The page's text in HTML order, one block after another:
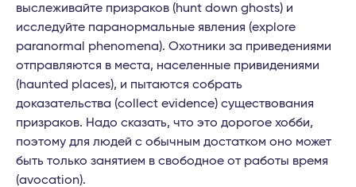
выслеживайте призраков (hunt down ghosts) и
исследуйте паранормальные явления (explore
paranormal phenomena). Охотники за приведениями
отправляются в места, населенные привидениями
(haunted places), и пытаются собрать
доказательства (collect evidence) существования
призраков. Надо сказать, что это дорогое хобби,
поэтому для людей с обычным достатком оно может
быть только занятием в свободное от работы время
(avocation).